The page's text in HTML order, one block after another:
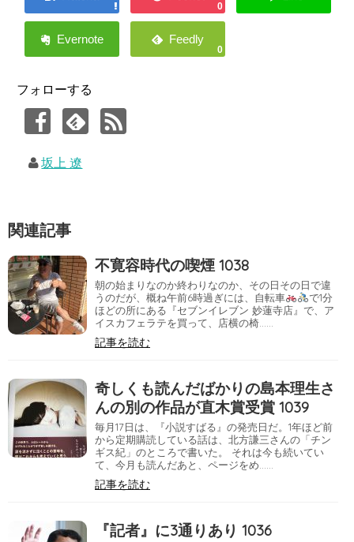
0
0
フォローする
坂上 遼
関連記事
不寛容時代の喫煙 1038
朝の始まりなのか終わりなのか、その日その日で違
うのだが、概ね午前6時過ぎには、自転車
で1分
ほどの所にある『セブンイレブン 妙蓮寺店』で、ア
イスカフェラテを買って、店横の椅……
記事を読む
奇しくも読んだばかりの島本理生さ
んの別の作品が直木賞受賞 1039
毎月17日は、『小説すばる』の発売日だ。1年ほど前
から定期購読している話は、北方謙三さんの「チン
ギス紀」のところで書いた。 それは今も続いてい
て、今月も読んだあと、ページをめ……
記事を読む
『記者』に3通りあり 1036